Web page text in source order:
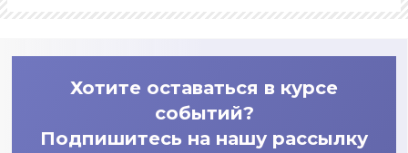
Хотите оставаться в курсе
событий?
Подпишитесь на нашу рассылку